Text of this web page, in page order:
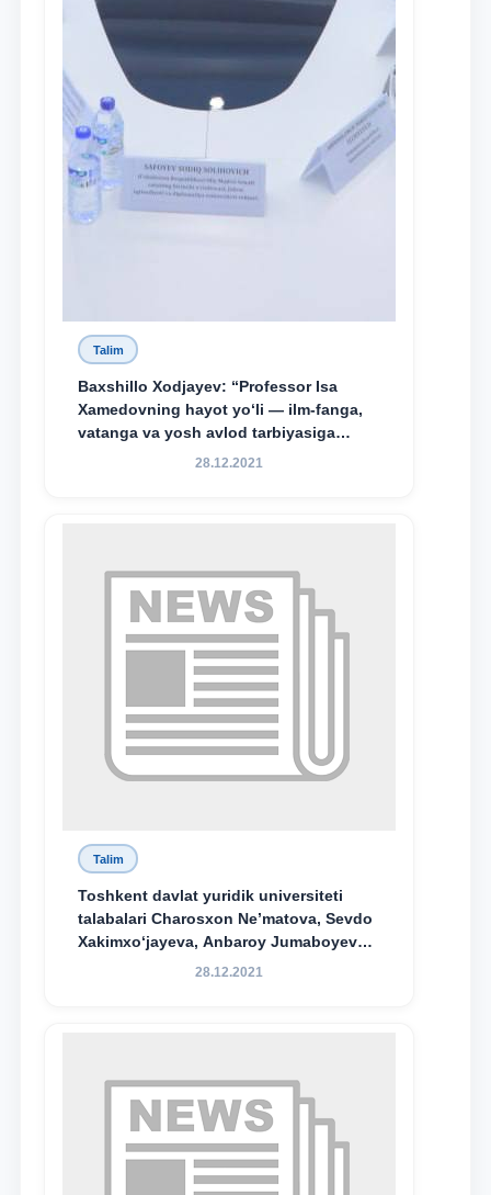
Talim
Baxshillo Xodjayev: “Professor Isa
Xamedovning hayot yo‘li — ilm-fanga,
vatanga va yosh avlod tarbiyasiga
sodiqlikning oliy namunasidir”.
28.12.2021
Talim
Toshkent davlat yuridik universiteti
talabalari Charosxon Ne’matova, Sevdo
Xakimxo‘jayeva, Anbaroy Jumaboyeva
hamda TDYU qoshidagi M.S.Vosiqova
bo‘ldi.
28.12.2021